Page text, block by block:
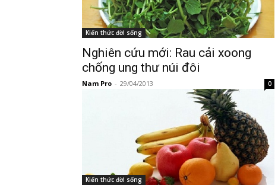
Kiến thức đời sống
Nghiên cứu mới: Rau cải xoong
chống ung thư núi đôi
Nam Pro - 29/04/2013 0
Kiến thức đời sống